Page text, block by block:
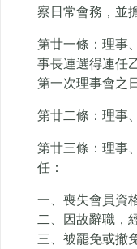
察日常會務，並
第廿一條：理事
事長連選得連任
第一次理事會之
第廿二條：理事
第廿三條：理事
任：
一、喪失會員資
二、因故辭職，
三、被罷免或撤